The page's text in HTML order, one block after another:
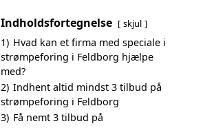
Indholdsfortegnelse skjul
1) Hvad kan et firma med speciale i
strømpeforing i Feldborg hjælpe
med?
2) Indhent altid mindst 3 tilbud på
strømpeforing i Feldborg
3) Få nemt 3 tilbud på